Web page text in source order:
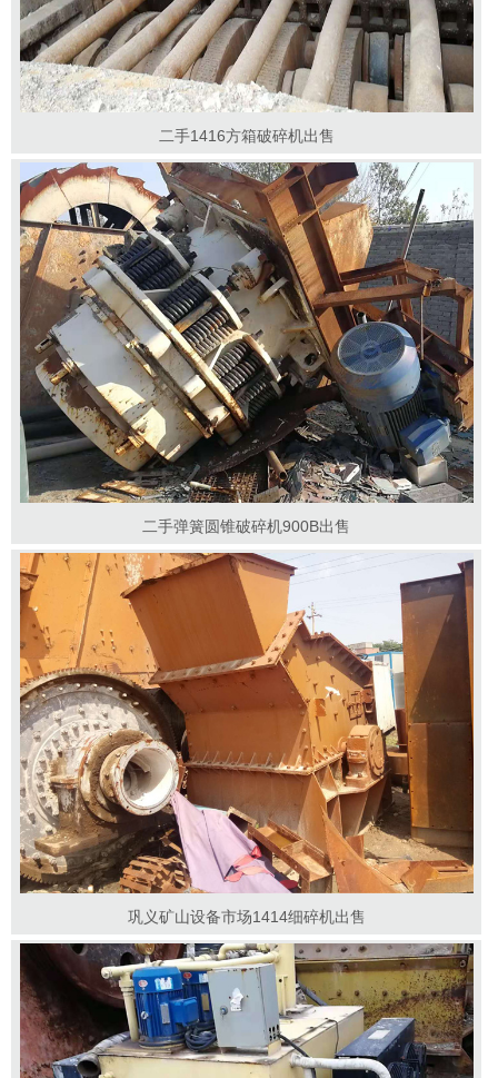
二手1416方箱破碎机出售
二手弹簧圆锥破碎机900B出售
巩义矿山设备市场1414细碎机出售